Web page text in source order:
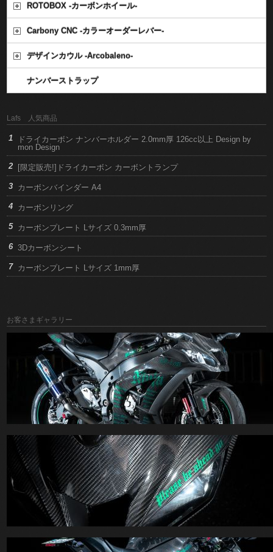
ROTOBOX -カーボンホイール-
Carbony CNC -カラーオーダーレバー-
デザインカウル -Arcobaleno-
ナンバーストラップ
Lafs 人気商品
ドライカーボン ナンバーホルダー 2.0mm厚 126cc以上 Design by
mon Design
[限定販売!]ドライカーボン カーボントランプ
カーボンバインダー A4
カーボンリング
カーボンプレート Lサイズ 0.3mm厚
3Dカーボンシート
カーボンプレート Lサイズ 1mm厚
お客さまギャラリー